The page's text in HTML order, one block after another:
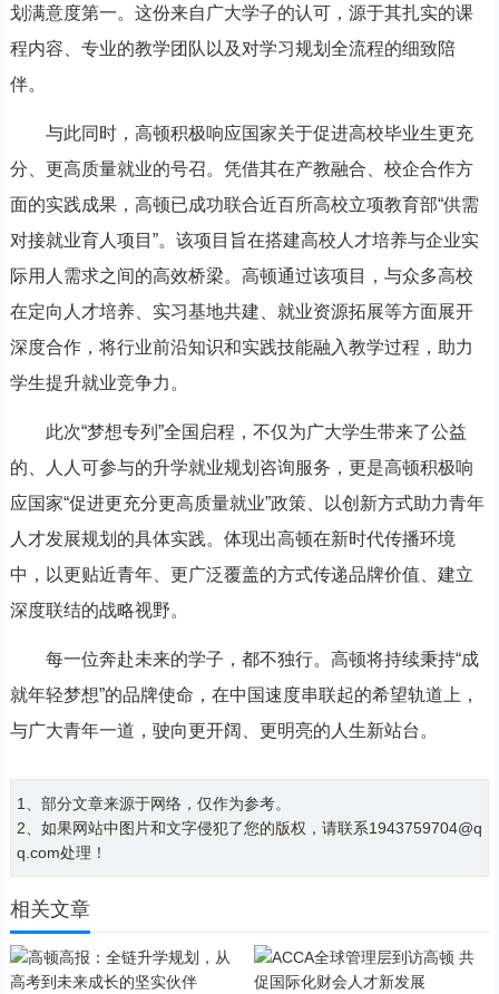
划满意度第一。这份来自广大学子的认可，源于其扎实的课
程内容、专业的教学团队以及对学习规划全流程的细致陪
伴。
与此同时，高顿积极响应国家关于促进高校毕业生更充
分、更高质量就业的号召。凭借其在产教融合、校企合作方
面的实践成果，高顿已成功联合近百所高校立项教育部“供需
对接就业育人项目”。该项目旨在搭建高校人才培养与企业实
际用人需求之间的高效桥梁。高顿通过该项目，与众多高校
在定向人才培养、实习基地共建、就业资源拓展等方面展开
深度合作，将行业前沿知识和实践技能融入教学过程，助力
学生提升就业竞争力。
此次“梦想专列”全国启程，不仅为广大学生带来了公益
的、人人可参与的升学就业规划咨询服务，更是高顿积极响
应国家“促进更充分更高质量就业”政策、以创新方式助力青年
人才发展规划的具体实践。体现出高顿在新时代传播环境
中，以更贴近青年、更广泛覆盖的方式传递品牌价值、建立
深度联结的战略视野。
每一位奔赴未来的学子，都不独行。高顿将持续秉持“成
就年轻梦想”的品牌使命，在中国速度串联起的希望轨道上，
与广大青年一道，驶向更开阔、更明亮的人生新站台。
1、部分文章来源于网络，仅作为参考。
2、如果网站中图片和文字侵犯了您的版权，请联系1943759704@q
q.com处理！
相关文章